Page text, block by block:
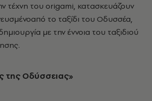
τέχνη του origami, κατασκευάζουν
το ταξίδι του Οδυσσέα,
με την έννοια του ταξιδιού
της Οδύσσειας»